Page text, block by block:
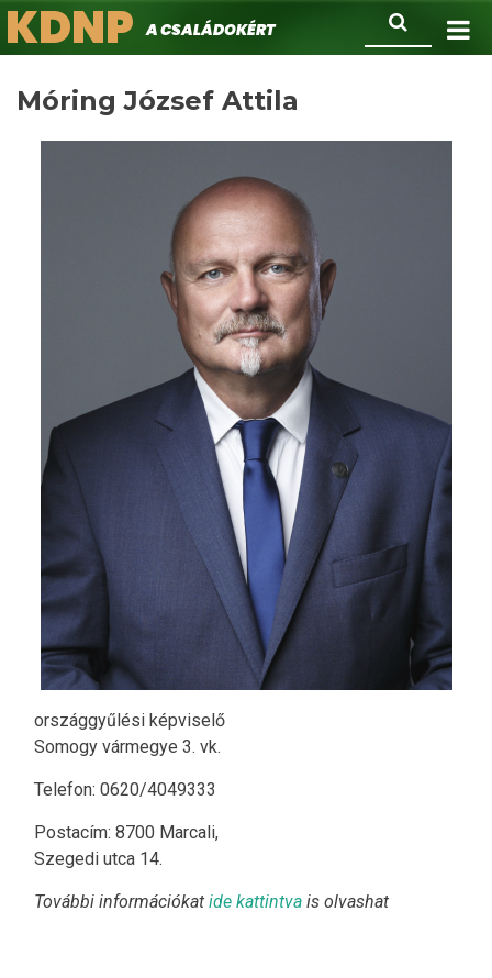
Ugrás
a
Keresés
KDNPA családokért.
Móring József Attila
országgyűlési képviselő
Somogy vármegye 3. vk.
Telefon: 0620/4049333
Postacím: 8700 Marcali,
Szegedi utca 14.
További információkat ide kattintva is olvashat